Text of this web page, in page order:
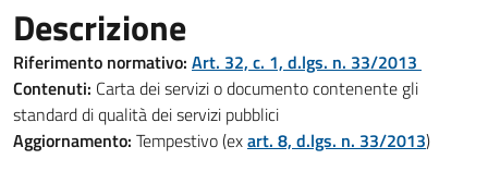
Descrizione
Riferimento normativo: Art. 32, c. 1, d.lgs. n. 33/2013
Contenuti: Carta dei servizi o documento contenente gli
standard di qualità dei servizi pubblici
Aggiornamento: Tempestivo (exart. 8, d.lgs. n. 33/2013)